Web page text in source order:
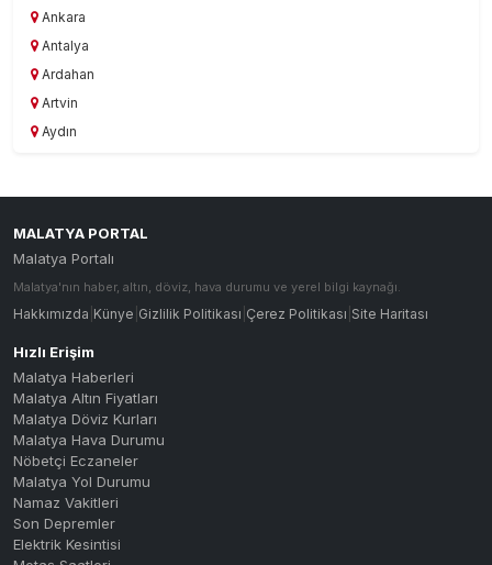
Ankara
Antalya
Ardahan
Artvin
Aydın
Bolu
Burdur
Bursa
Çanakkale
Çankırı
Çorum
Denizli
Diyarbakır
MALATYA PORTAL
Malatya Portalı
Malatya'nın haber, altın, döviz, hava durumu ve yerel bilgi kaynağı.
Hakkımızda Künye Gizlilik Politikası Çerez Politikası Site Haritası
Hızlı Erişim
Malatya Haberleri
Malatya Altın Fiyatları
Malatya Döviz Kurları
Malatya Hava Durumu
Nöbetçi Eczaneler
Malatya Yol Durumu
Namaz Vakitleri
Son Depremler
Elektrik Kesintisi